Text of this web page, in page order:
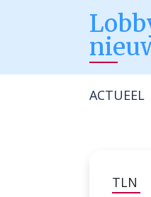
ACTUEEL
TLN